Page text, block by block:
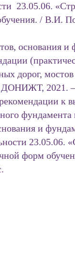
23.05.06.
/ В.И.
основания
дорог,
2021. –
к
и
23.05.06.
форм